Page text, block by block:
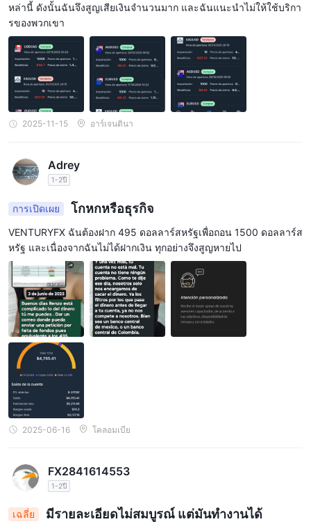
หล่านี้ ดังนั้นฉันจึงสูญเสียเงินจำนวนมาก และฉันแนะนำไม่ให้ใช้บริกา
รของพวกเขา
2025-11-15 อาร์เจนตินา
Adrey
1-2ปี
การเปิดเผย โกหกหรือธุรกิจ
VENTURYFX ฉันต้องฝาก 495 ดอลลาร์สหรัฐเพื่อถอน 1500 ดอลลาร์ส
หรัฐ และเนื่องจากฉันไม่ได้ฝากเงิน ทุกอย่างจึงสูญหายไป
2025-06-16 โคลอมเบีย
FX2841614553
1-2ปี
เฉลี่ย มีรายละเอียดไม่สมบูรณ์ แต่มันทำงานได้